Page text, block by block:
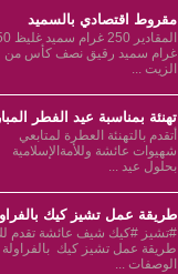
مقروط اقتصادي بالسميد
المقادير
غرام سميد رقيق نصف كأس من
الزيت ...
تهنئة بمناسبة عيد الفطر
أتقدم بالتهنئة العطرة لمتابعي
شهيوات عائشة وللأمةالإسلامية
بحلول عيد ...
طريقة عمل تشيز كيك
#تشيز #كيك شيف عائشة تقدم
طريقة عمل تشيز كيك
الوصفات ...